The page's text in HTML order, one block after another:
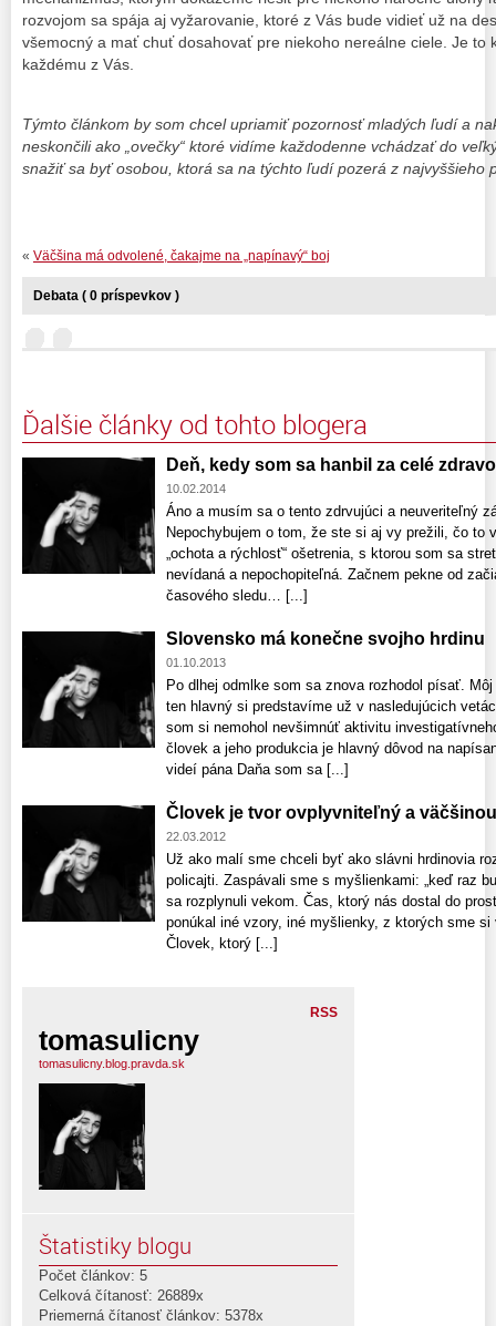
rozvojom sa spája aj vyžarovanie, ktoré z Vás bude vidieť už na
všemocný a mať chuť dosahovať pre niekoho nereálne ciele. Je to
každému z Vás.
Týmto článkom by som chcel upriamiť pozornosť mladých ľudí a
neskončili ako „ovečky“ ktoré vidíme každodenne vchádzať do
snažiť sa byť osobou, ktorá sa na týchto ľudí pozerá z najvyššieho
« Väčšina má odvolené, čakajme na „napínavý“ boj
Debata ( 0 príspevkov )
Ďalšie články od tohto blogera
Deň, kedy som sa hanbil za celé
10.02.2014
Áno a musím sa o tento zdrvujúci a neuveriteľný
Nepochybujem o tom, že ste si aj vy prežili, čo to
„ochota a rýchlosť“ ošetrenia, s ktorou som sa
nevídaná a nepochopiteľná. Začnem pekne od
časového sledu… [...]
Slovensko má konečne svojho hrdinu
01.10.2013
Po dlhej odmlke som sa znova rozhodol písať.
ten hlavný si predstavíme už v nasledujúcich
som si nemohol nevšimnúť aktivitu
človek a jeho produkcia je hlavný dôvod na
videí pána Daňa som sa [...]
Človek je tvor ovplyvniteľný a
22.03.2012
Už ako malí sme chceli byť ako slávni hrdinovia
policajti. Zaspávali sme s myšlienkami: „keď raz
sa rozplynuli vekom. Čas, ktorý nás dostal do
ponúkal iné vzory, iné myšlienky, z ktorých sme
Človek, ktorý [...]
RSS
tomasulicny
tomasulicny.blog.pravda.sk
Štatistiky blogu
Počet článkov: 5
Celková čítanosť: 26889x
Priemerná čítanosť článkov: 5378x